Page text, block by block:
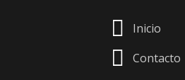
Inicio
Contacto